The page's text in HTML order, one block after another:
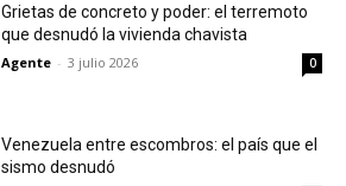
Grietas de concreto y poder: el terremoto
que desnudó la vivienda chavista
Agente - 3 julio 2026 0
Venezuela entre escombros: el país que el
sismo desnudó